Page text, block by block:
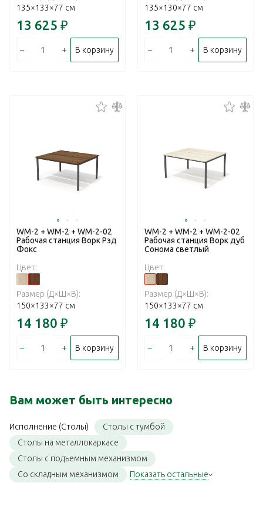
135×133×77 см
13 625 ₽
– + В корзину
135×130×77 см
13 625 ₽
– + В корзину
WM-2 + WM-2 + WM-2-02
Рабочая станция Ворк Рэд
Фокс
Цвет:
Размер (Д×Ш×В):
150×133×77 см
14 180 ₽
– + В корзину
WM-2 + WM-2 + WM-2-02
Рабочая станция Ворк дуб
Сонома светлый
Цвет:
Размер (Д×Ш×В):
150×133×77 см
14 180 ₽
– + В корзину
Вам может быть интересно
Исполнение (Столы)
Столы с тумбой
Столы на металлокаркасе
Столы с подъемным механизмом
Со складным механизмом
Показать остальные